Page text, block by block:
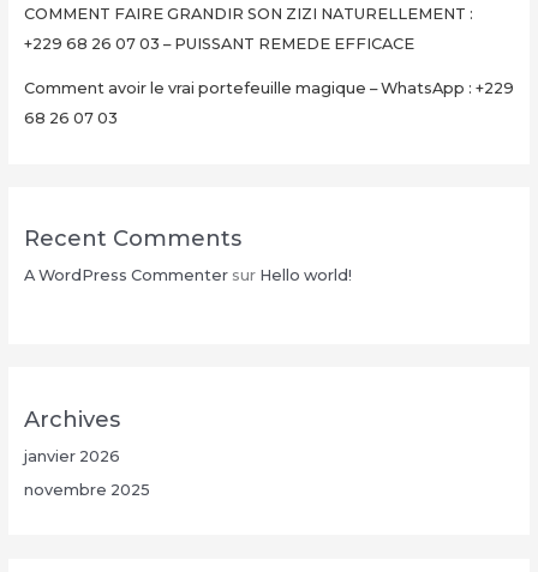
COMMENT FAIRE GRANDIR SON ZIZI NATURELLEMENT :
+229 68 26 07 03 – PUISSANT REMEDE EFFICACE
Comment avoir le vrai portefeuille magique – WhatsApp : +229
68 26 07 03
Recent Comments
A WordPress Commentersur Hello world!
Archives
janvier 2026
novembre 2025